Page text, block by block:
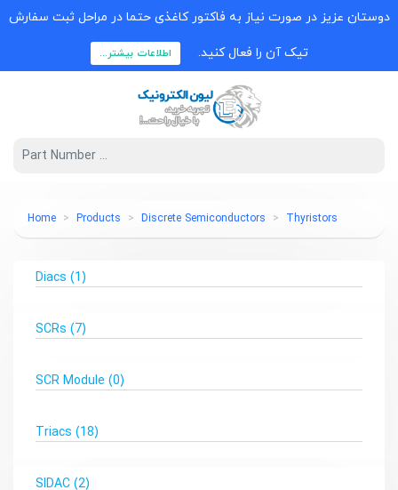
دوستان عزیز در صورت نیاز به فاکتور کاغذی حتما در مراحل ثبت سفارش
تیک آن را فعال کنید. اطلاعات بیشتر...
Home Products Discrete Semiconductors Thyristors
Diacs (1)
SCRs (7)
SCR Module (0)
Triacs (18)
SIDAC (2)